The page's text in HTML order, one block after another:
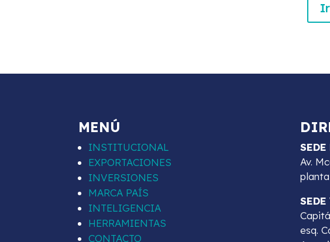
MENÚ
INSTITUCIONAL
EXPORTACIONES
INVERSIONES
MARCA PAÍS
INTELIGENCIA
HERRAMIENTAS
CONTACTO
Av.
SEDE
esq.